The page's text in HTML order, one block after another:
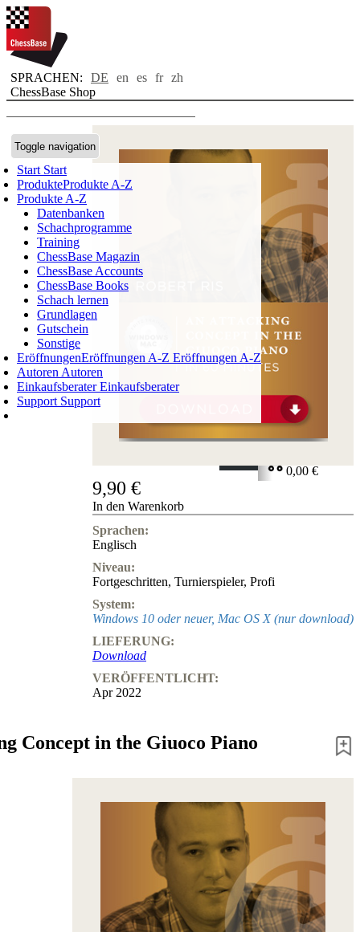
SPRACHEN: DE en es fr zh
ChessBase Shop
Toggle navigation
Start Start
ProdukteProdukte A-Z
Produkte A-Z
Datenbanken
Schachprogramme
Training
ChessBase Magazin
ChessBase Accounts
ChessBase Books
Schach lernen
Grundlagen
Gutschein
Sonstige
EröffnungenEröffnungen A-Z Eröffnungen A-Z
Autoren Autoren
EinkaufsberaterEinkaufsberater
Support Support
Login
WARENKORB
0,00 €
9,90 €
In den Warenkorb
Sprachen:
Englisch
Niveau:
Fortgeschritten, Turnierspieler, Profi
System:
Windows 10 oder neuer, Mac OS X (nur download)
LIEFERUNG:
Download
VERÖFFENTLICHT:
Apr 2022
Concept in the Giuoco Piano